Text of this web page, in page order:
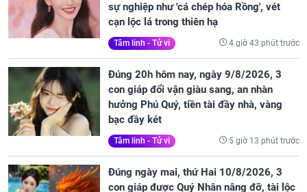
sự nghiệp như 'cá chép hóa Rồng', vét
cạn lộc lá trong thiên hạ
Tâm linh - Tử vi 4 giờ 43 phút trước
Đúng 20h hôm nay, ngày 9/8/2026, 3
con giáp đổi vận giàu sang, an nhàn
hưởng Phú Quý, tiền tài đầy nhà, vàng
bạc đầy két
Tâm linh - Tử vi 5 giờ 13 phút trước
Đúng ngày mai, thứ Hai 10/8/2026, 3
con giáp được Quý Nhân nâng đỡ, tài lộc